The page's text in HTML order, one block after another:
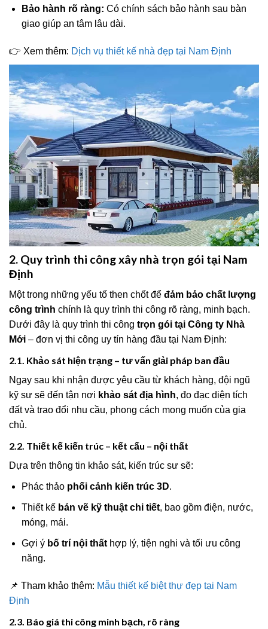
Bảo hành rõ ràng: Có chính sách bảo hành sau bàn
giao giúp an tâm lâu dài.
👉 Xem thêm: Dịch vụ thiết kế nhà đẹp tại Nam Định
2. Quy trình thi công xây nhà trọn gói tại Nam
Định
Một trong những yếu tố then chốt để đảm bảo chất lượng
công trình chính là quy trình thi công rõ ràng, minh bạch.
Dưới đây là quy trình thi công trọn gói tại Công ty Nhà
Mới – đơn vị thi công uy tín hàng đầu tại Nam Định:
2.1. Khảo sát hiện trạng – tư vấn giải pháp ban đầu
Ngay sau khi nhận được yêu cầu từ khách hàng, đội ngũ
kỹ sư sẽ đến tận nơi khảo sát địa hình, đo đạc diện tích
đất và trao đổi nhu cầu, phong cách mong muốn của gia
chủ.
2.2. Thiết kế kiến trúc – kết cấu – nội thất
Dựa trên thông tin khảo sát, kiến trúc sư sẽ:
Phác thảo phối cảnh kiến trúc 3D.
Thiết kế bản vẽ kỹ thuật chi tiết, bao gồm điện, nước,
móng, mái.
Gợi ý bố trí nội thấthợp lý, tiện nghi và tối ưu công
năng.
📌 Tham khảo thêm: Mẫu thiết kế biệt thự đẹp tại Nam
Định
2.3. Báo giá thi công minh bạch, rõ ràng